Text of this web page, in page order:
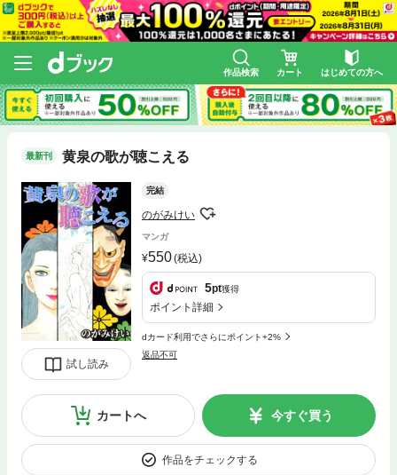
作品検索 カート はじめての方へ
最新刊 黄泉の歌が聴こえる
試し読み
完結
のがみけい
マンガ
550(税込)
5pt獲得
ポイント詳細
dカード利用でさらにポイント+2%
返品不可
カートへ 今すぐ買う
作品をチェックする